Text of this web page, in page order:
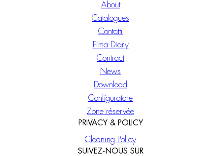
About
Catalogues
Contatti
Fima Diary
Contract
News
Download
Configuratore
Zone réservée
PRIVACY & POLICY
Cleaning Policy
SUIVEZ-NOUS SUR